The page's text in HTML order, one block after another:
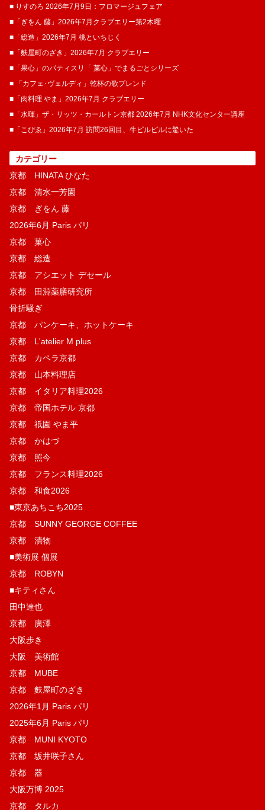
■ りすのろ 2026年7月9日：フロマージュフェア
■「ぎをん 藤」2026年7月クラブエリー第2木曜
■「総造」2026年7月 桃といちじく
■「麩屋町のざき」2026年7月 クラブエリー
■「果心」のパティスリ「 菓​心」でまるごとシリーズ
■ 「カフェ･ヴェルディ」乾杯の歌ブレンド
■「肉料理 やま」2026年7月 クラブエリー
■「水暉」ザ・リッツ・カールトン京都 2026年7月 NHK文化センター講座
■「こぴゑ」2026年7月 訪問26回目、牛ピルピルに驚いた
カテゴリー
京都 HINATA ひなた
京都 清水一芳園
京都 ぎをん 藤
2026年6月 Paris パリ
京都 菓​心
京都 総造
京都 アシエット デセール
京都 田淵薬膳研究所
骨折騒ぎ
京都 パンケーキ、ホットケーキ
京都 L'atelier M plus
京都 カペラ京都
京都 山本料理店
京都 イタリア料理2026
京都 帝国ホテル 京都
京都 祇園 やま平
京都 かはづ
京都 照今
京都 フランス料理2026
京都 和食2026
■東京あちこち2025
京都 SUNNY GEORGE COFFEE
京都 漬物
■美術展 個展
京都 ROBYN
■キティさん
田中達也
京都 廣澤
大阪歩き
大阪 美術館
京都 MUBE
京都 麩屋町のざき
2026年1月 Paris パリ
2025年6月 Paris パリ
京都 MUNI KYOTO
京都 坂井咲子さん
京都 器
大阪万博 2025
京都 タルカ